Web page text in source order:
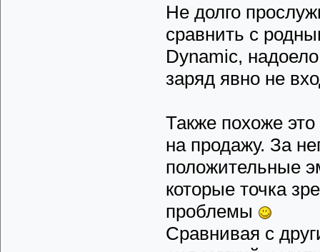
Не долго
сравнить с
Dynamic,
заряд явно не
Также похоже
на продажу. За
положительные
которые точка
проблемы
Сравнивая с